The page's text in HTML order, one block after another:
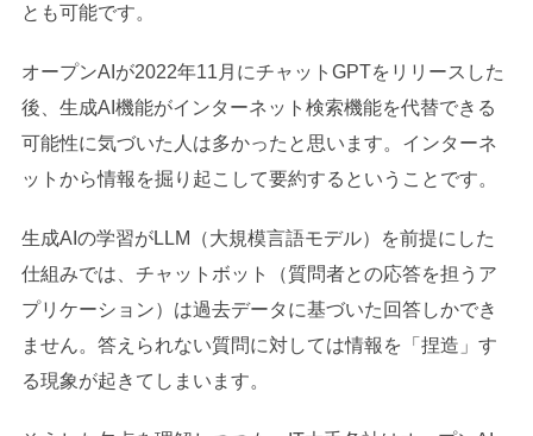
とも可能です。
オープンAIが2022年11月にチャットGPTをリリースした
後、生成AI機能がインターネット検索機能を代替できる
可能性に気づいた人は多かったと思います。インターネ
ットから情報を掘り起こして要約するということです。
生成AIの学習がLLM（大規模言語モデル）を前提にした
仕組みでは、チャットボット（質問者との応答を担うア
プリケーション）は過去データに基づいた回答しかでき
ません。答えられない質問に対しては情報を「捏造」す
る現象が起きてしまいます。